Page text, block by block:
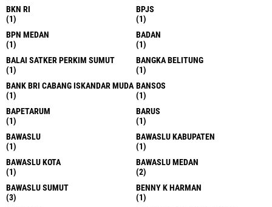
BKN RI
(1)
BPJS
(1)
BPN MEDAN
(1)
BADAN
(1)
BALAI SATKER PERKIM SUMUT
(1)
BANGKA BELITUNG
(1)
BANK BRI CABANG ISKANDAR MUDA
(1)
BANSOS
(1)
BAPETARUM
(1)
BARUS
(1)
BAWASLU
(1)
BAWASLU KABUPATEN
(1)
BAWASLU KOTA
(1)
BAWASLU MEDAN
(2)
BAWASLU SUMUT
(3)
BENNY K HARMAN
(1)